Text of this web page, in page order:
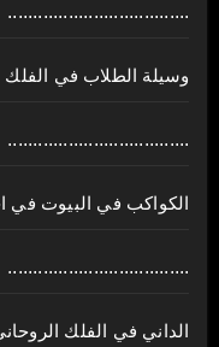
....................................
وسيلة الطلاب في
....................................
الكواكب في البيوت في
....................................
الداني في الفلك